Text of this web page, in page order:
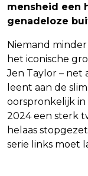
mensheid een
genadeloze
Niemand
het iconische
Jen Taylor – net
leent aan de
oorspronkelijk
2024 een sterk
helaas
serie links moet